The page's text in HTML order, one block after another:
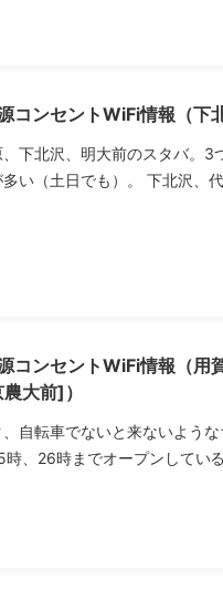
コンセントWiFi情報（下
下北沢、明大前のスタバ。3
い（土日でも）。 下北沢、
コンセントWiFi情報（
大前]）
自転車でないと来ないよう
時、26時までオープンしてい